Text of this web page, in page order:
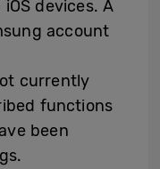
devices. A
account
currently
functions
been